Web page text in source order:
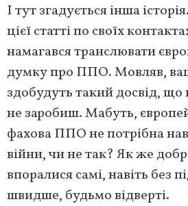
І тут згадується інша
цієї статті по своїх
намагався транслювати
думку про ППО. Мовляв,
здобудуть такий досвід, що
не заробиш. Мабуть,
фахова ППО не потрібна
війни, чи не так? Як же
впоралися самі, навіть без
швидше, будьмо відверті.